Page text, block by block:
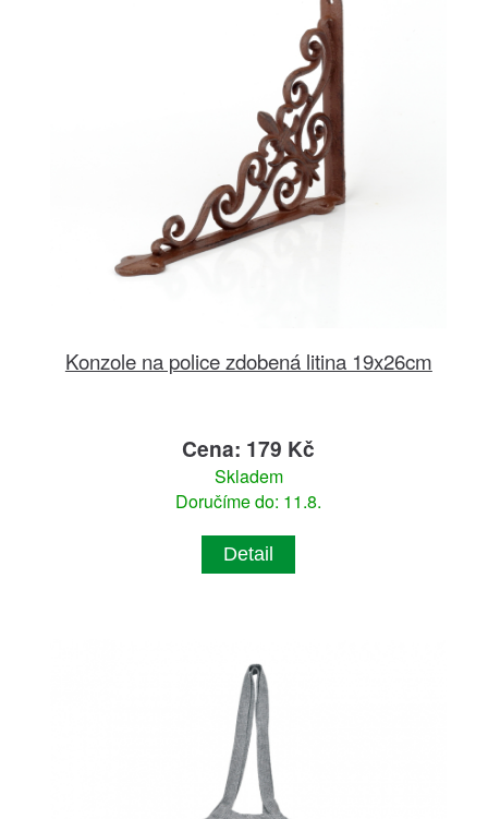
Konzole na police zdobená litina 19x26cm
Cena: 179 Kč
Skladem
Doručíme do: 11.8.
Detail